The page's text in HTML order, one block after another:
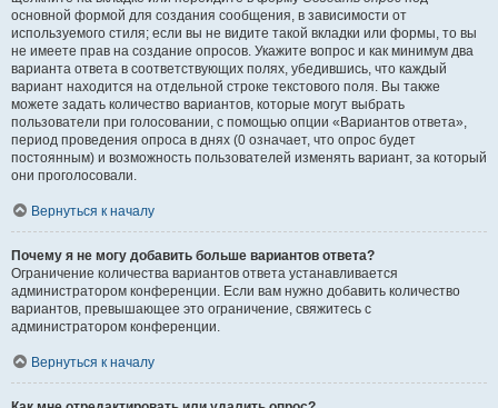
основной формой для создания сообщения, в зависимости от
используемого стиля; если вы не видите такой вкладки или формы, то вы
не имеете прав на создание опросов. Укажите вопрос и как минимум два
варианта ответа в соответствующих полях, убедившись, что каждый
вариант находится на отдельной строке текстового поля. Вы также
можете задать количество вариантов, которые могут выбрать
пользователи при голосовании, с помощью опции «Вариантов ответа»,
период проведения опроса в днях (0 означает, что опрос будет
постоянным) и возможность пользователей изменять вариант, за который
они проголосовали.
Вернуться к началу
Почему я не могу добавить больше вариантов ответа?
Ограничение количества вариантов ответа устанавливается
администратором конференции. Если вам нужно добавить количество
вариантов, превышающее это ограничение, свяжитесь с
администратором конференции.
Вернуться к началу